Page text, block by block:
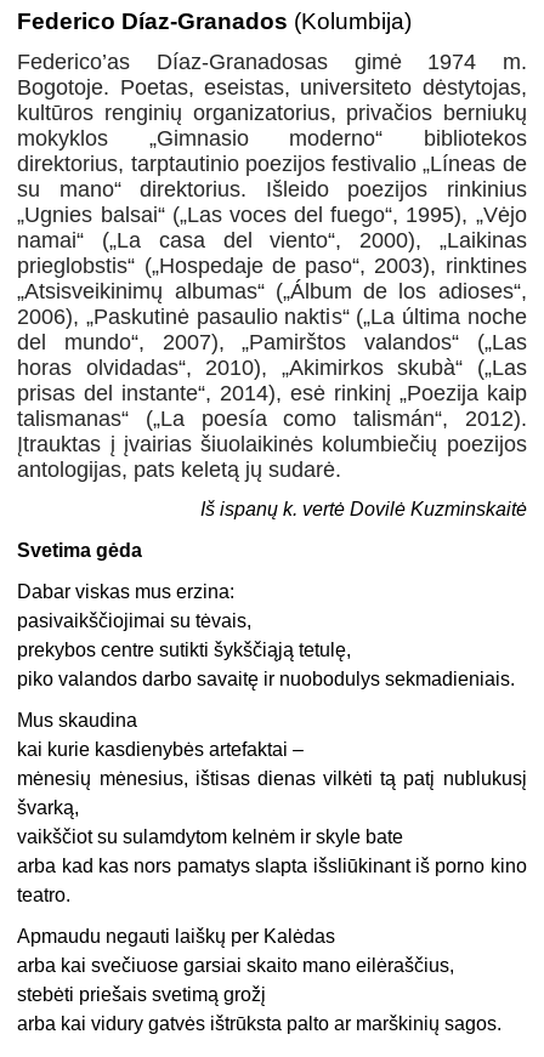
Federico Díaz-Granados (Kolumbija)
Federico’as Díaz-Granadosas gimė 1974 m.
Bogotoje. Poetas, eseistas, universiteto dėstytojas,
kultūros renginių organizatorius, privačios berniukų
mokyklos „Gimnasio moderno“ bibliotekos
direktorius, tarptautinio poezijos festivalio „Líneas de
su mano“ direktorius. Išleido poezijos rinkinius
„Ugnies balsai“ („Las voces del fuego“, 1995), „Vėjo
namai“ („La casa del viento“, 2000), „Laikinas
prieglobstis“ („Hospedaje de paso“, 2003), rinktines
„Atsisveikinimų albumas“ („Álbum de los adioses“,
2006), „Paskutinė pasaulio naktis“ („La última noche
del mundo“, 2007), „Pamirštos valandos“ („Las
horas olvidadas“, 2010), „Akimirkos skubà“ („Las
prisas del instante“, 2014), esė rinkinį „Poezija kaip
talismanas“ („La poesía como talismán“, 2012).
Įtrauktas į įvairias šiuolaikinės kolumbiečių poezijos
antologijas, pats keletą jų sudarė.
Iš ispanų k. vertė Dovilė Kuzminskaitė
Svetima gėda
Dabar viskas mus erzina:
pasivaikščiojimai su tėvais,
prekybos centre sutikti šykščiąją tetulę,
piko valandos darbo savaitę ir nuobodulys sekmadieniais.
Mus skaudina
kai kurie kasdienybės artefaktai –
mėnesių mėnesius, ištisas dienas vilkėti tą patį nublukusį
švarką,
vaikščiot su sulamdytom kelnėm ir skyle bate
arba kad kas nors pamatys slapta išsliūkinant iš porno kino
teatro.
Apmaudu negauti laiškų per Kalėdas
arba kai svečiuose garsiai skaito mano eilėraščius,
stebėti priešais svetimą grožį
arba kai vidury gatvės ištrūksta palto ar marškinių sagos.